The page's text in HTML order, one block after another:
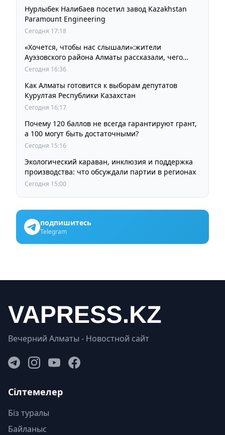
Нурлыбек Налибаев посетил завод Kazakhstan
Paramount Engineering
Сегодня 17:18
«Хочется, чтобы нас слышали»:жители
Ауэзовского района Алматы рассказали, чего
ждут от выборов депутатов Курултая
Сегодня 16:36
Как Алматы готовится к выборам депутатов
Курултая Республики Казахстан
Сегодня 16:17
Почему 120 баллов не всегда гарантируют грант,
а 100 могут быть достаточными?
Сегодня 15:16
Экологический караван, инклюзия и поддержка
производства: что обсуждали партии в регионах
Сегодня 15:00
подпишитесь
Telegram
Вечерний Алматы - Новостной сайт
Сілтемелер
Біз туралы
Байланыс